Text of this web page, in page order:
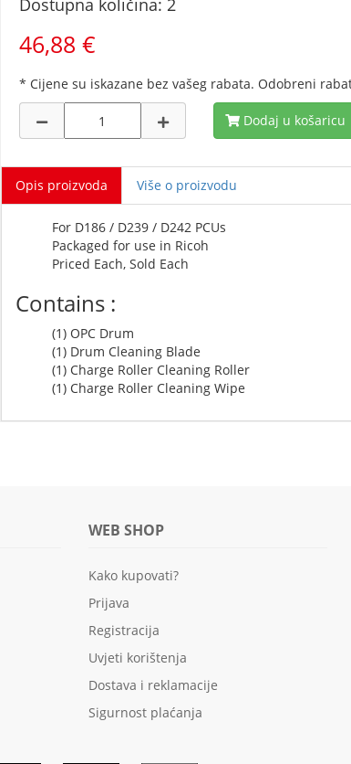
Dostupna količina: 2
46,88 €
* Cijene su iskazane bez vašeg rabata. Odobreni
Dodaj u košaricu
Opis proizvoda Više o proizvodu
For D186 / D239 / D242 PCUs
Packaged for use in Ricoh
Priced Each, Sold Each
Contains :
(1) OPC Drum
(1) Drum Cleaning Blade
(1) Charge Roller Cleaning Roller
(1) Charge Roller Cleaning Wipe
WEB SHOP
Kako kupovati?
Prijava
Registracija
Uvjeti korištenja
Dostava i reklamacije
Sigurnost plaćanja